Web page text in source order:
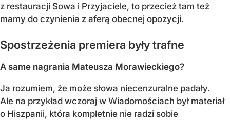
z restauracji Sowa i Przyjaciele, to przecież tam też
mamy do czynienia z aferą obecnej opozycji.
Spostrzeżenia premiera były trafne
A same nagrania Mateusza Morawieckiego?
Ja rozumiem, że może słowa niecenzuralne padały.
Ale na przykład wczoraj w Wiadomościach był materiał
o Hiszpanii, która kompletnie nie radzi sobie